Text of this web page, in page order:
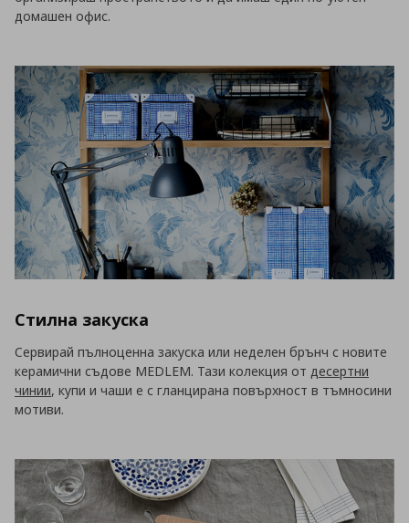
домашен офис.
Стилна закуска
Сервирай пълноценна закуска или неделен брънч с новите
керамични съдове MEDLEM. Тази колекция от десертни
чинии, купи и чаши е с гланцирана повърхност в тъмносини
мотиви.